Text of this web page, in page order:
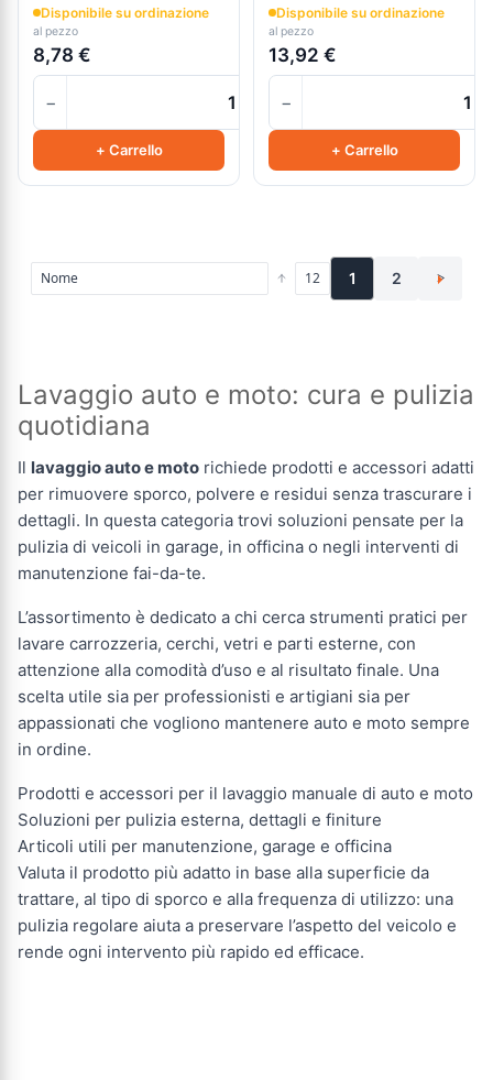
Disponibile su ordinazione
al pezzo
8,78 €
−
+ Carrello
Disponibile su ordinazione
al pezzo
13,92 €
−
+ Carrello
1 2 >
Lavaggio auto e moto: cura e pulizia
quotidiana
Il lavaggio auto e moto richiede prodotti e accessori adatti
per rimuovere sporco, polvere e residui senza trascurare i
dettagli. In questa categoria trovi soluzioni pensate per la
pulizia di veicoli in garage, in officina o negli interventi di
manutenzione fai-da-te.
L’assortimento è dedicato a chi cerca strumenti pratici per
lavare carrozzeria, cerchi, vetri e parti esterne, con
attenzione alla comodità d’uso e al risultato finale. Una
scelta utile sia per professionisti e artigiani sia per
appassionati che vogliono mantenere auto e moto sempre
in ordine.
Prodotti e accessori per il lavaggio manuale di auto e moto
Soluzioni per pulizia esterna, dettagli e finiture
Articoli utili per manutenzione, garage e officina
Valuta il prodotto più adatto in base alla superficie da
trattare, al tipo di sporco e alla frequenza di utilizzo: una
pulizia regolare aiuta a preservare l’aspetto del veicolo e
rende ogni intervento più rapido ed efficace.